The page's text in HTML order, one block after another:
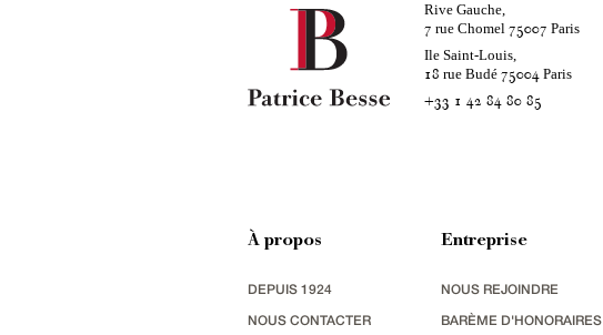
Rive Gauche,
7 rue Chomel 75007 Paris
Ile Saint-Louis,
18 rue Budé 75004Paris
+33 1 42 84 80 85
À propos
DEPUIS 1924
NOUS CONTACTER
Entreprise
NOUS REJOINDRE
BARÈME D'HONORAIRES